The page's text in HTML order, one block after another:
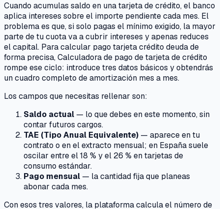
Cuando acumulas saldo en una tarjeta de crédito, el banco
aplica intereses sobre el importe pendiente cada mes. El
problema es que, si solo pagas el mínimo exigido, la mayor
parte de tu cuota va a cubrir intereses y apenas reduces
el capital. Para calcular pago tarjeta crédito deuda de
forma precisa, Calculadora de pago de tarjeta de crédito
rompe ese ciclo: introduce tres datos básicos y obtendrás
un cuadro completo de amortización mes a mes.
Los campos que necesitas rellenar son:
Saldo actual — lo que debes en este momento, sin
contar futuros cargos.
TAE (Tipo Anual Equivalente) — aparece en tu
contrato o en el extracto mensual; en España suele
oscilar entre el 18 % y el 26 % en tarjetas de
consumo estándar.
Pago mensual — la cantidad fija que planeas
abonar cada mes.
Con esos tres valores, la plataforma calcula el número de